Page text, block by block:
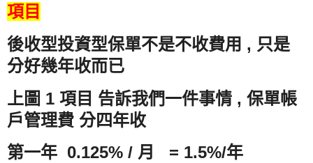
項目
後收型投資型保單不是不收費用 , 只是
分好幾年收而已
上圖 1 項目 告訴我們一件事情 , 保單帳
戶管理費 分四年收
第一年 0.125% / 月 = 1.5%/年